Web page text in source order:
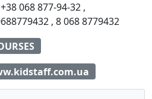
+38 068 877-94-32 ,
, 8 068 8779432